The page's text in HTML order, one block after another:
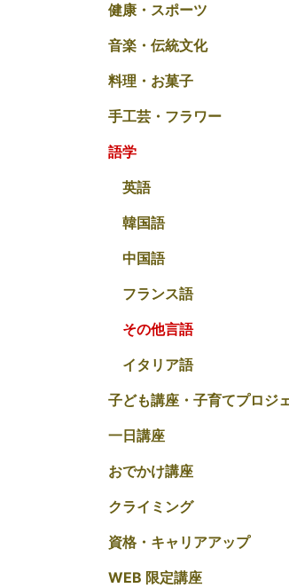
健康・スポーツ
音楽・伝統文化
料理・お菓子
手工芸・フラワー
語学
英語
韓国語
中国語
フランス語
その他言語
イタリア語
子ども講座・子育てプロジ
一日講座
おでかけ講座
クライミング
資格・キャリアアップ
WEB 限定講座